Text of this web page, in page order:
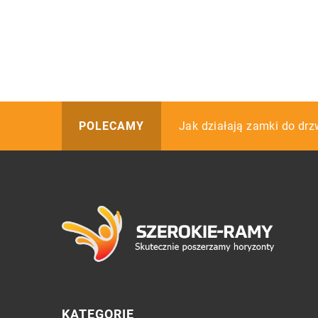
POLECAMY W jaki sposób
Jak działają zamki do
Owoce – dlaczego warto
KATEGORIE